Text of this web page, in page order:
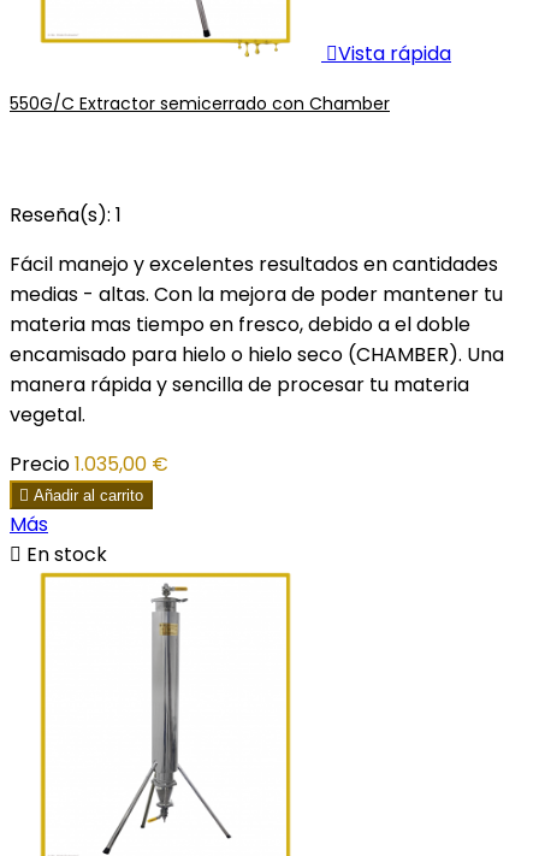
Vista rápida
550G/C Extractor semicerrado con Chamber
Reseña(s): 1
Fácil manejo y excelentes resultados en cantidades
medias - altas. Con la mejora de poder mantener tu
materia mas tiempo en fresco, debido a el doble
encamisado para hielo o hielo seco (CHAMBER). Una
manera rápida y sencilla de procesar tu materia
vegetal.
Precio1.035,00 €
 Añadir al carrito
Más
 En stock